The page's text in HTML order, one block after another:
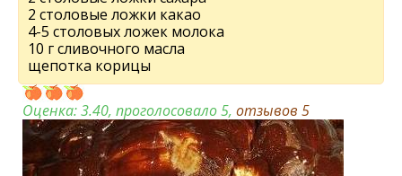
2 столовые ложки какао
4-5 столовых ложек молока
10 г сливочного масла
щепотка корицы
Оценка:3.40, проголосовало 5, отзывов 5